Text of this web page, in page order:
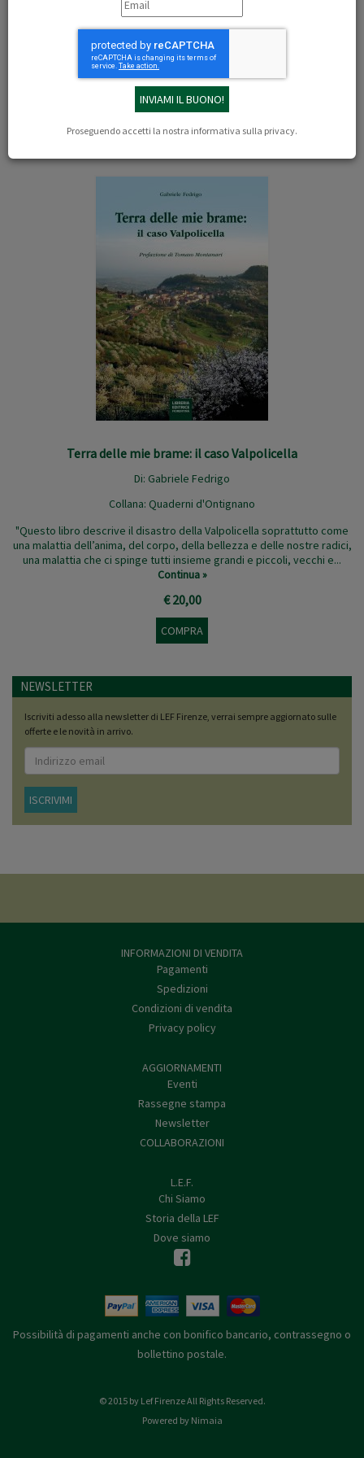
Proseguendo accetti la nostra informativa sulla privacy.
Laura Sestini
eu/terra-delle-mie-brame-il-caso-valpolicella/
Terra delle mie brame: il caso Valpolicella
Di: Gabriele Fedrigo
Collana: Quaderni d'Ontignano
"Questo libro descrive il disastro della Valpolicella soprattutto come
una malattia dell’anima, del corpo, della bellezza e delle nostre radici,
una malattia che ci spinge tutti insieme grandi e piccoli, vecchi e...
Continua »
€ 20,00
COMPRA
NEWSLETTER
Iscriviti adesso alla newsletter di LEF Firenze, verrai sempre aggiornato sulle
offerte e le novità in arrivo.
ISCRIVIMI
INFORMAZIONI DI VENDITA
Pagamenti
Spedizioni
Condizioni di vendita
Privacy policy
AGGIORNAMENTI
Eventi
Rassegne stampa
Newsletter
COLLABORAZIONI
L.E.F.
Chi Siamo
Storia della LEF
Dove siamo
Possibilità di pagamenti anche con bonifico bancario, contrassegno o
bollettino postale.
© 2015 by Lef Firenze All Rights Reserved.
Powered by Nimaia